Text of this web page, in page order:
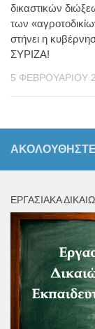
δικαστικών
των
στήνει η
ΣΥΡΙΖΑ!
5 ΦΕΒΡΟΥΑΡΊΟΥ
ΕΡΓΑΣΙΑΚΆ